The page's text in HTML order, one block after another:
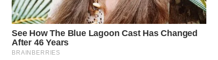
WN
SOLO
WN
BOROBUDUR